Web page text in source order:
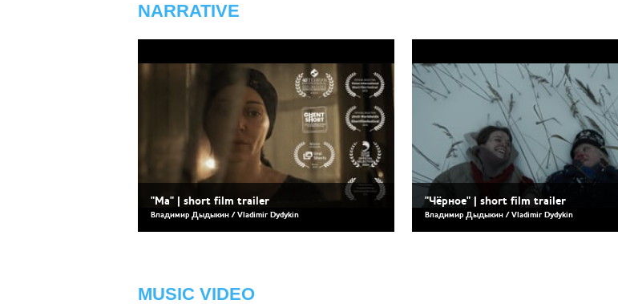
NARRATIVE
"Ма" | short film trailer
Владимир Дыдыкин / Vladimir Dydykin
"Чёрное" | short film trailer
Владимир Дыдыкин / Vladimir Dydykin
MUSIC VIDEO